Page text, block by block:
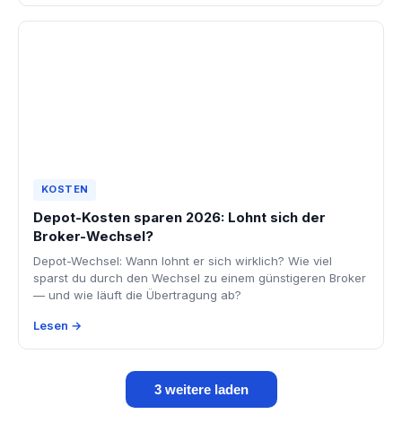
KOSTEN
Depot-Kosten sparen 2026: Lohnt sich der
Broker-Wechsel?
Depot-Wechsel: Wann lohnt er sich wirklich? Wie viel
sparst du durch den Wechsel zu einem günstigeren Broker
— und wie läuft die Übertragung ab?
Lesen →
3 weitere laden